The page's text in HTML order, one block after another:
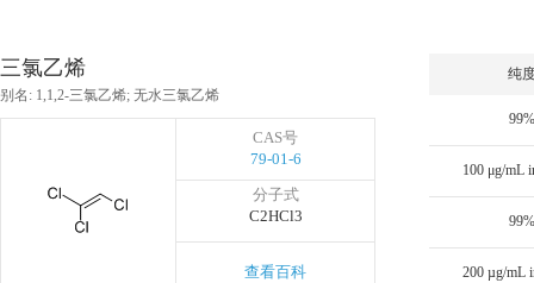
三氯乙烯
别名: 1,1,2-三氯乙烯; 无水三氯乙烯
CAS号
79-01-6
分子式
C2HCl3
查看百科
纯
99%
99%